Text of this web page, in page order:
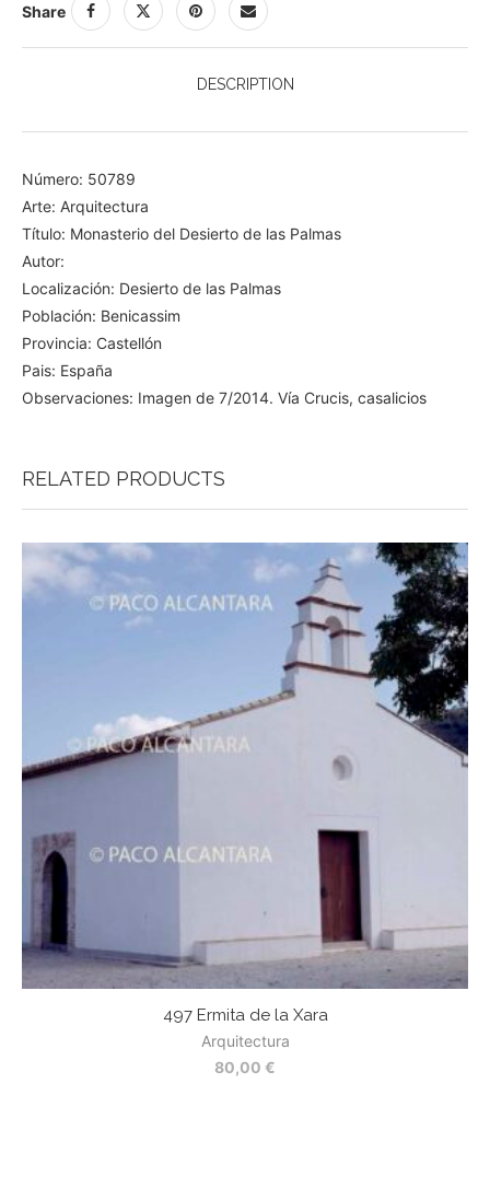
Share
DESCRIPTION
Número: 50789
Arte: Arquitectura
Título: Monasterio del Desierto de las Palmas
Autor:
Localización: Desierto de las Palmas
Población: Benicassim
Provincia: Castellón
Pais: España
Observaciones: Imagen de 7/2014. Vía Crucis, casalicios
RELATED PRODUCTS
497 Ermita de la Xara
Arquitectura
80,00 €